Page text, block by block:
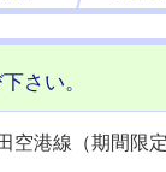
さい。
空港線（期間限